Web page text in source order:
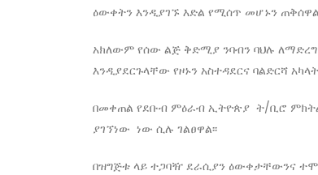
ዕውቀትን እንዲያገኙ እድል የሚሰጥ መሆኑን
አክለውም የሰው ልጅ ቅድሚያ ንባብን ባህሉ
እንዲያደርጉላቸው የዞኑን አስተዳደርና ባልድርሻ
በመቀጠል የደቡብ ምዕራብ ኢትዮጵያ ት/ቢሮ ምክትል
ያገኘነው ነው ሲሉ ገልፀዋል፡፡
በዝግጅቱ ላይ ተጋባዥ ደራሲያን ዕውቀታቸውንና